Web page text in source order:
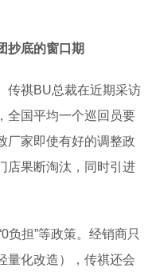
抄底的窗口期
传祺BU总裁在近期采访
全国平均一个巡回员要
厂家即使有好的调整政
店果断淘汰，同时引进
负担”等政策。经销商只
量化改造），传祺还会